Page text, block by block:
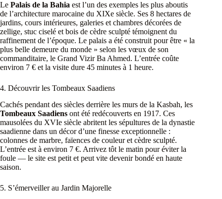
Le Palais de la Bahia est l’un des exemples les plus aboutis
de l’architecture marocaine du XIXe siècle. Ses 8 hectares de
jardins, cours intérieures, galeries et chambres décorées de
zellige, stuc ciselé et bois de cèdre sculpté témoignent du
raffinement de l’époque. Le palais a été construit pour être « la
plus belle demeure du monde » selon les vœux de son
commanditaire, le Grand Vizir Ba Ahmed. L’entrée coûte
environ 7 € et la visite dure 45 minutes à 1 heure.
4. Découvrir les Tombeaux Saadiens
Cachés pendant des siècles derrière les murs de la Kasbah, les
Tombeaux Saadiens ont été redécouverts en 1917. Ces
mausolées du XVIe siècle abritent les sépultures de la dynastie
saadienne dans un décor d’une finesse exceptionnelle :
colonnes de marbre, faïences de couleur et cèdre sculpté.
L’entrée est à environ 7 €. Arrivez tôt le matin pour éviter la
foule — le site est petit et peut vite devenir bondé en haute
saison.
5. S’émerveiller au Jardin Majorelle